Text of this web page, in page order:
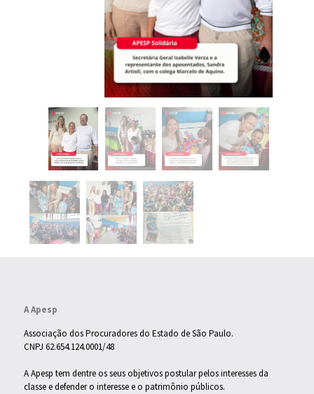
A Apesp
Associação dos Procuradores do Estado de São Paulo.
CNPJ 62.654.124.0001/48
A Apesp tem dentre os seus objetivos postular pelos interesses da
classe e defender o interesse e o patrimônio públicos.